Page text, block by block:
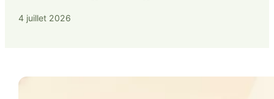
4 juillet 2026